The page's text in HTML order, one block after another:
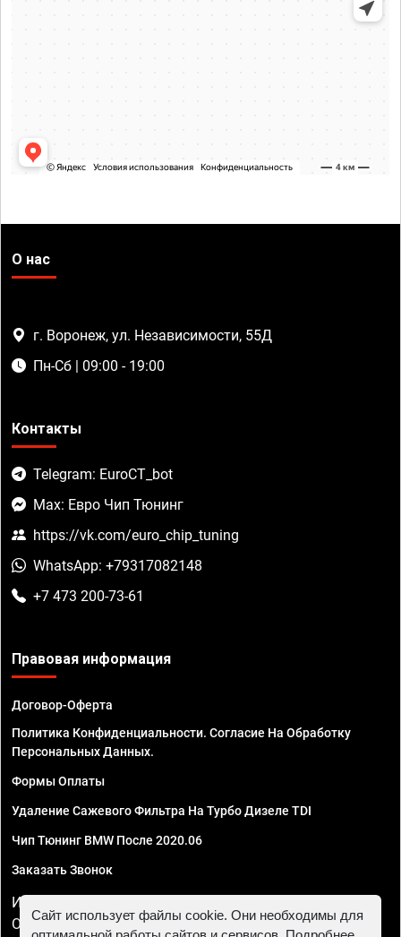
О нас
г. Воронеж, ул. Независимости, 55Д
Пн-Сб | 09:00 - 19:00
Контакты
Telegram: EuroCT_bot
Max: Евро Чип Тюнинг
https://vk.com/euro_chip_tuning
WhatsApp: +79317082148
+7 473 200-73-61
Правовая информация
Договор-Оферта
Политика Конфиденциальности. Согласие На Обработку
Персональных Данных.
Формы Оплаты
Удаление Сажевого Фильтра На Турбо Дизеле TDI
Чип Тюнинг BMW После 2020.06
Заказать Звонок
ИП Смирнов Георгий Павлович. ИНН 781302555843,
ОГРНИП 324470400032610
Сайт использует файлы cookie. Они необходимы для